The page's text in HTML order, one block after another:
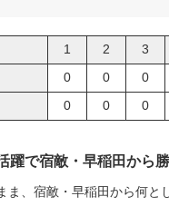
1 2 3
0 0 0
0 0 0
躍で宿敵・早稲田から
ま、宿敵・早稲田から何と